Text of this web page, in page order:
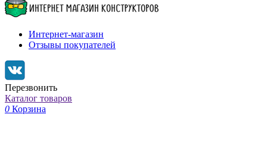
Интернет-магазин
Отзывы покупателей
Перезвонить
Каталог товаров
0 Корзина